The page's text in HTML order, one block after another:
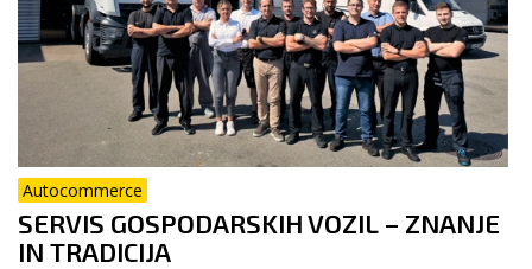
Autocommerce
SERVIS GOSPODARSKIH VOZIL – ZNANJE
IN TRADICIJA